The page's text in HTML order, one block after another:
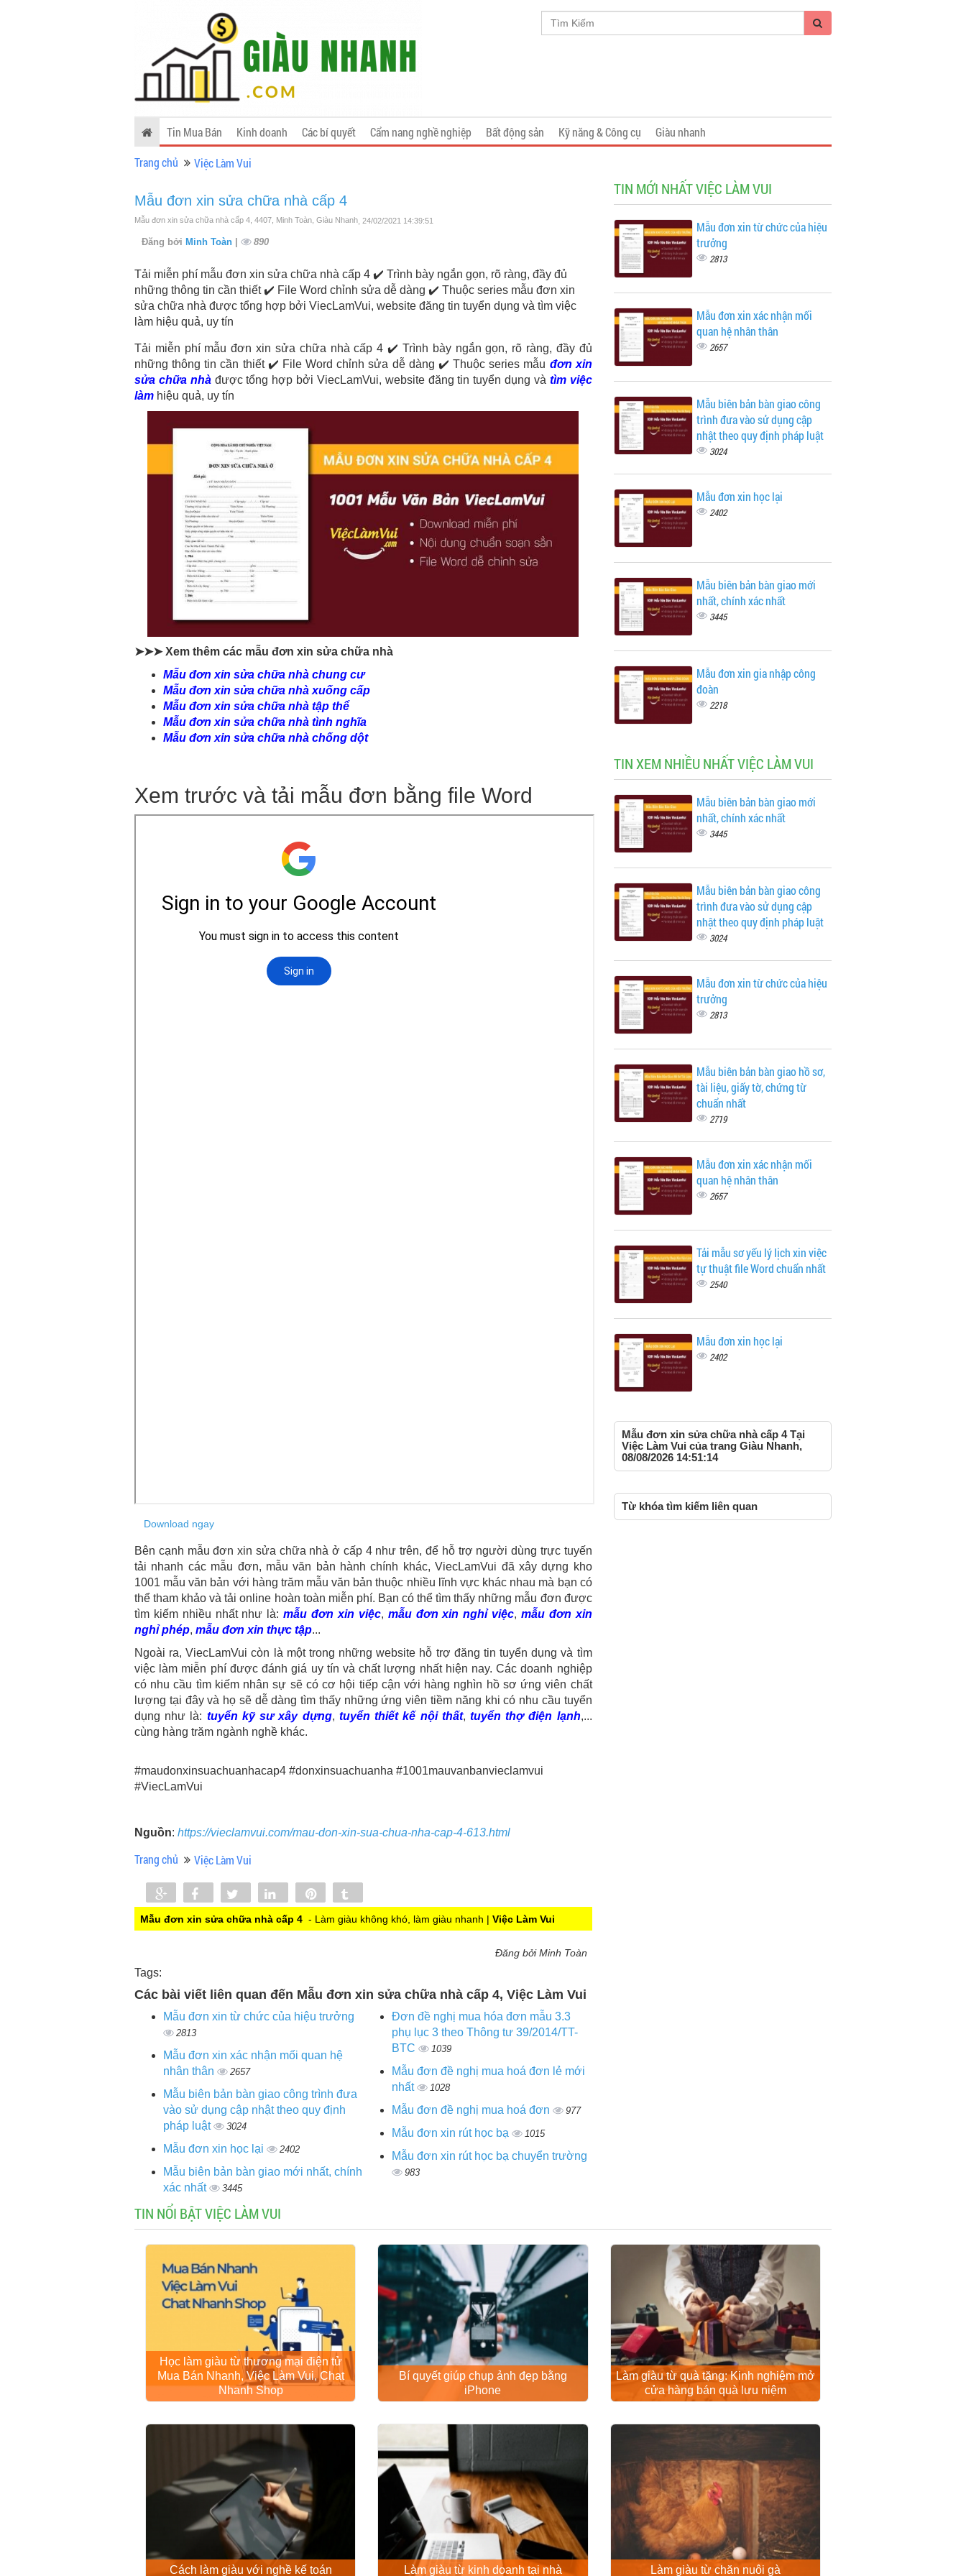
Tin Mua Bán Kinh doanh Các bí quyết Cẩm nang nghề nghiệp Bất động sản Kỹ năng & Công cụ
Giàu nhanh
Trang chủ
Việc Làm Vui
Mẫu đơn xin sửa chữa nhà cấp 4
Mẫu đơn xin sửa chữa nhà cấp 4, 4407, Minh Toàn, Giàu Nhanh , 24/02/2021 14:39:51
Đăng bởi Minh Toàn | 890
Tải miễn phí mẫu đơn xin sửa chữa nhà cấp 4 ✔️ Trình bày ngắn gọn, rõ ràng, đầy đủ
những thông tin cần thiết ✔️ File Word chỉnh sửa dễ dàng ✔️ Thuộc series mẫu đơn xin
sửa chữa nhà được tổng hợp bởi ViecLamVui, website đăng tin tuyển dụng và tìm việc
làm hiệu quả, uy tín
Tải miễn phí mẫu đơn xin sửa chữa nhà cấp 4 ✔️ Trình bày ngắn gọn, rõ ràng, đầy đủ
những thông tin cần thiết ✔️ File Word chỉnh sửa dễ dàng ✔️ Thuộc series mẫu đơn xin
sửa chữa nhàđược tổng hợp bởi ViecLamVui, website đăng tin tuyển dụng và tìm việc
làm hiệu quả, uy tín
➤➤➤ Xem thêm các mẫu đơn xin sửa chữa nhà
Mẫu đơn xin sửa chữa nhà chung cư
Mẫu đơn xin sửa chữa nhà xuống cấp
Mẫu đơn xin sửa chữa nhà tập thể
Mẫu đơn xin sửa chữa nhà tình nghĩa
Mẫu đơn xin sửa chữa nhà chống dột
Xem trước và tải mẫu đơn bằng file Word
Download ngay
Bên cạnh mẫu đơn xin sửa chữa nhà ở cấp 4 như trên, để hỗ trợ người dùng trực tuyến
tải nhanh các mẫu đơn, mẫu văn bản hành chính khác, ViecLamVui đã xây dựng kho
1001 mẫu văn bản với hàng trăm mẫu văn bản thuộc nhiều lĩnh vực khác nhau mà bạn có
thể tham khảo và tải online hoàn toàn miễn phí. Bạn có thể tìm thấy những mẫu đơn được
tìm kiếm nhiều nhất như là:mẫu đơn xin việc, mẫu đơn xin nghỉ việc, mẫu đơn xin
nghỉ phép, mẫu đơn xin thực tập...
Ngoài ra, ViecLamVui còn là một trong những website hỗ trợ đăng tin tuyển dụng và tìm
việc làm miễn phí được đánh giá uy tín và chất lượng nhất hiện nay. Các doanh nghiệp
có nhu cầu tìm kiếm nhân sự sẽ có cơ hội tiếp cận với hàng nghìn hồ sơ ứng viên chất
lượng tại đây và họ sẽ dễ dàng tìm thấy những ứng viên tiềm năng khi có nhu cầu tuyển
dụng như là: tuyển kỹ sư xây dựng, tuyển thiết kế nội thất, tuyển thợ điện lạnh,...
cùng hàng trăm ngành nghề khác.
#maudonxinsuachuanhacap4 #donxinsuachuanha #1001mauvanbanvieclamvui
#ViecLamVui
Nguồn: https://vieclamvui.com/mau-don-xin-sua-chua-nha-cap-4-613.html
Trang chủ Việc Làm Vui
Share Share Tweet Share
Mẫu đơn xin sửa chữa nhà cấp 4 - Làm giàu không khó, làm giàu nhanh | Việc Làm Vui
Đăng bởi Minh Toàn
Tags:
Các bài viết liên quan đến Mẫu đơn xin sửa chữa nhà cấp 4, Việc Làm Vui
Mẫu đơn xin từ chức của hiệu trưởng
2813
Mẫu đơn xin xác nhận mối quan hệ
nhân thân
2657
Mẫu biên bản bàn giao công trình đưa
vào sử dụng cập nhật theo quy định
pháp luật
3024
Mẫu đơn xin học lại 2402
Mẫu biên bản bàn giao mới nhất, chính
xác nhất
3445
Đơn đề nghị mua hóa đơn mẫu 3.3
phụ lục 3 theo Thông tư 39/2014/TT-
BTC
1039
Mẫu đơn đề nghị mua hoá đơn lẻ mới
nhất
1028
Mẫu đơn đề nghị mua hoá đơn 977
Mẫu đơn xin rút học bạ 1015
Mẫu đơn xin rút học bạ chuyển trường
983
TIN MỚI NHẤT VIỆC LÀM VUI
Mẫu đơn xin từ chức của hiệu
trưởng
2813
Mẫu đơn xin xác nhận mối
quan hệ nhân thân
2657
Mẫu biên bản bàn giao công
trình đưa vào sử dụng cập
nhật theo quy định pháp luật
3024
Mẫu đơn xin học lại
2402
Mẫu biên bản bàn giao mới
nhất, chính xác nhất
3445
Mẫu đơn xin gia nhập công
đoàn
2218
TIN XEM NHIỀU NHẤT VIỆC LÀM VUI
Mẫu biên bản bàn giao mới
nhất, chính xác nhất
3445
Mẫu biên bản bàn giao công
trình đưa vào sử dụng cập
nhật theo quy định pháp luật
3024
Mẫu đơn xin từ chức của hiệu
trưởng
2813
Mẫu biên bản bàn giao hồ sơ,
tài liệu, giấy tờ, chứng từ
chuẩn nhất
2719
Mẫu đơn xin xác nhận mối
quan hệ nhân thân
2657
Tải mẫu sơ yếu lý lịch xin việc
tự thuật file Word chuẩn nhất
2540
Mẫu đơn xin học lại
2402
Mẫu đơn xin sửa chữa nhà cấp 4 Tại
Việc Làm Vui của trang Giàu Nhanh,
08/08/2026 14:51:14
Từ khóa tìm kiếm liên quan
TIN NỔI BẬT VIỆC LÀM VUI
Học làm giàu từ thương mại điện tử
Mua Bán Nhanh, Việc Làm Vui, Chat
Nhanh Shop
Bí quyết giúp chụp ảnh đẹp bằng
iPhone
Làm giàu từ quà tặng: Kinh nghiệm mở
cửa hàng bán quà lưu niệm
Cách làm giàu với nghề kế toán Làm giàu từ kinh doanh tại nhà Làm giàu từ chăn nuôi gà